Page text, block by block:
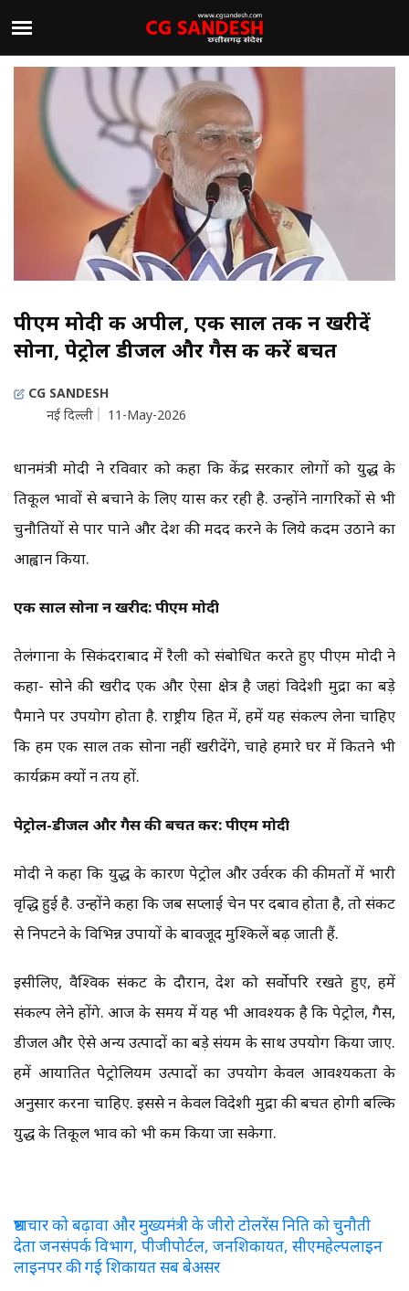
पीएम मोदी की अपील, एक साल तक न खरीदें
सोना, पेट्रोल डीजल और गैस की करें बचत
CG SANDESH
नई दिल्ली
11-May-2026
प्रधानमंत्री मोदी ने रविवार को कहा कि केंद्र सरकार लोगों को युद्ध के
प्रतिकूल प्रभावों से बचाने के लिए प्रयास कर रही है. उन्होंने नागरिकों से भी
चुनौतियों से पार पाने और देश की मदद करने के लिये कदम उठाने का
आह्वान किया.
एक साल सोना न खरीदें: पीएम मोदी
तेलंगाना के सिकंदराबाद में रैली को संबोधित करते हुए पीएम मोदी ने
कहा- सोने की खरीद एक और ऐसा क्षेत्र है जहां विदेशी मुद्रा का बड़े
पैमाने पर उपयोग होता है. राष्ट्रीय हित में, हमें यह संकल्प लेना चाहिए
कि हम एक साल तक सोना नहीं खरीदेंगे, चाहे हमारे घर में कितने भी
कार्यक्रम क्यों न तय हों.
पेट्रोल-डीजल और गैस की बचत करें: पीएम मोदी
मोदी ने कहा कि युद्ध के कारण पेट्रोल और उर्वरक की कीमतों में भारी
वृद्धि हुई है. उन्होंने कहा कि जब सप्लाई चेन पर दबाव होता है, तो संकट
से निपटने के विभिन्न उपायों के बावजूद मुश्किलें बढ़ जाती हैं.
इसीलिए, वैश्विक संकट के दौरान, देश को सर्वोपरि रखते हुए, हमें
संकल्प लेने होंगे. आज के समय में यह भी आवश्यक है कि पेट्रोल, गैस,
डीजल और ऐसे अन्य उत्पादों का बड़े संयम के साथ उपयोग किया जाए.
हमें आयातित पेट्रोलियम उत्पादों का उपयोग केवल आवश्यकता के
अनुसार करना चाहिए. इससे न केवल विदेशी मुद्रा की बचत होगी बल्कि
युद्ध के प्रतिकूल प्रभाव को भी कम किया जा सकेगा.
भ्रष्टाचार को बढ़ावा और मुख्यमंत्री के जीरो टोलरेंस निति को चुनौती
देता जनसंपर्क विभाग, पीजीपोर्टल, जनशिकायत, सीएमहेल्पलाइन
लाइनपर की गई शिकायत सब बेअसर